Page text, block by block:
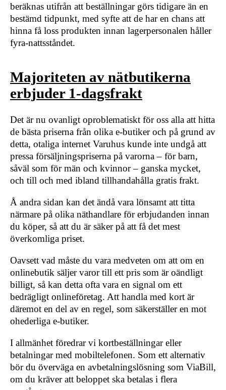
beräknas utifrån att beställningar görs tidigare än en
bestämd tidpunkt, med syfte att de har en chans att
hinna få loss produkten innan lagerpersonalen håller
fyra-nattsståndet.
Majoriteten av nätbutikerna
erbjuder 1-dagsfrakt
Det är nu ovanligt oproblematiskt för oss alla att hitta
de bästa priserna från olika e-butiker och på grund av
detta, otaliga internet Varuhus kunde inte undgå att
pressa försäljningspriserna på varorna – för barn,
såväl som för män och kvinnor – ganska mycket,
och till och med ibland tillhandahålla gratis frakt.
Å andra sidan kan det ändå vara lönsamt att titta
närmare på olika näthandlare för erbjudanden innan
du köper, så att du är säker på att få det mest
överkomliga priset.
Oavsett vad måste du vara medveten om att om en
onlinebutik säljer varor till ett pris som är oändligt
billigt, så kan detta ofta vara en signal om ett
bedrägligt onlineföretag. Att handla med kort är
däremot en del av en regel, som säkerställer en mot
ohederliga e-butiker.
I allmänhet föredrar vi kortbeställningar eller
betalningar med mobiltelefonen. Som ett alternativ
bör du överväga en avbetalningslösning som ViaBill,
om du kräver att beloppet ska betalas i flera